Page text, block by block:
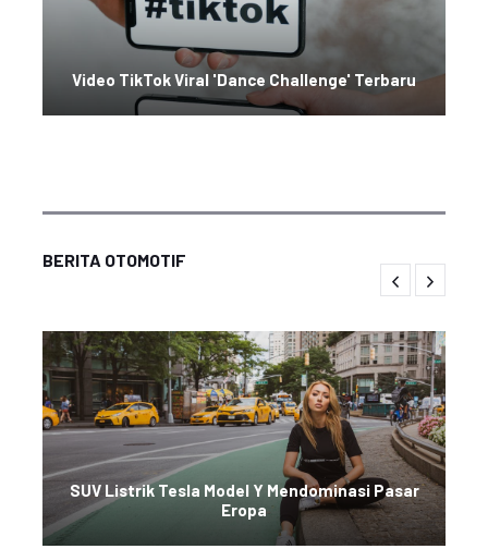
Video TikTok Viral 'Dance Challenge' Terbaru
BERITA OTOMOTIF
SUV Listrik Tesla Model Y Mendominasi Pasar
Eropa